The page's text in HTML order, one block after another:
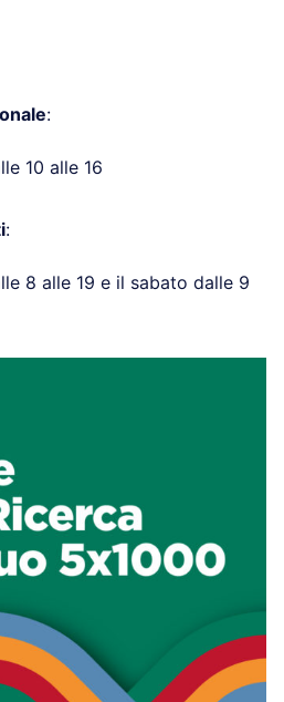
:
10 alle 16
:
8 alle 19 e il sabato dalle 9